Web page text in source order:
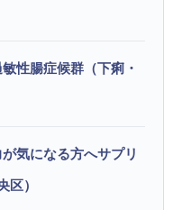
性腸症候群（下痢・
気になる方へサプリ
区）